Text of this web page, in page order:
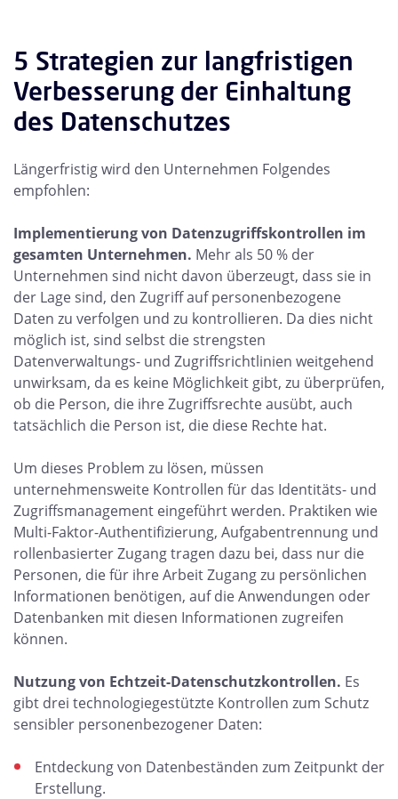
5 Strategien zur langfristigen
Verbesserung der Einhaltung
des Datenschutzes
Längerfristig wird den Unternehmen Folgendes
empfohlen:
Implementierung von Datenzugriffskontrollen im
gesamten Unternehmen. Mehr als 50 % der
Unternehmen sind nicht davon überzeugt, dass sie in
der Lage sind, den Zugriff auf personenbezogene
Daten zu verfolgen und zu kontrollieren. Da dies nicht
möglich ist, sind selbst die strengsten
Datenverwaltungs- und Zugriffsrichtlinien weitgehend
unwirksam, da es keine Möglichkeit gibt, zu überprüfen,
ob die Person, die ihre Zugriffsrechte ausübt, auch
tatsächlich die Person ist, die diese Rechte hat.
Um dieses Problem zu lösen, müssen
unternehmensweite Kontrollen für das Identitäts- und
Zugriffsmanagement eingeführt werden. Praktiken wie
Multi-Faktor-Authentifizierung, Aufgabentrennung und
rollenbasierter Zugang tragen dazu bei, dass nur die
Personen, die für ihre Arbeit Zugang zu persönlichen
Informationen benötigen, auf die Anwendungen oder
Datenbanken mit diesen Informationen zugreifen
können.
Nutzung von Echtzeit-Datenschutzkontrollen. Es
gibt drei technologiegestützte Kontrollen zum Schutz
sensibler personenbezogener Daten:
Entdeckung von Datenbeständen zum Zeitpunkt der
Erstellung.